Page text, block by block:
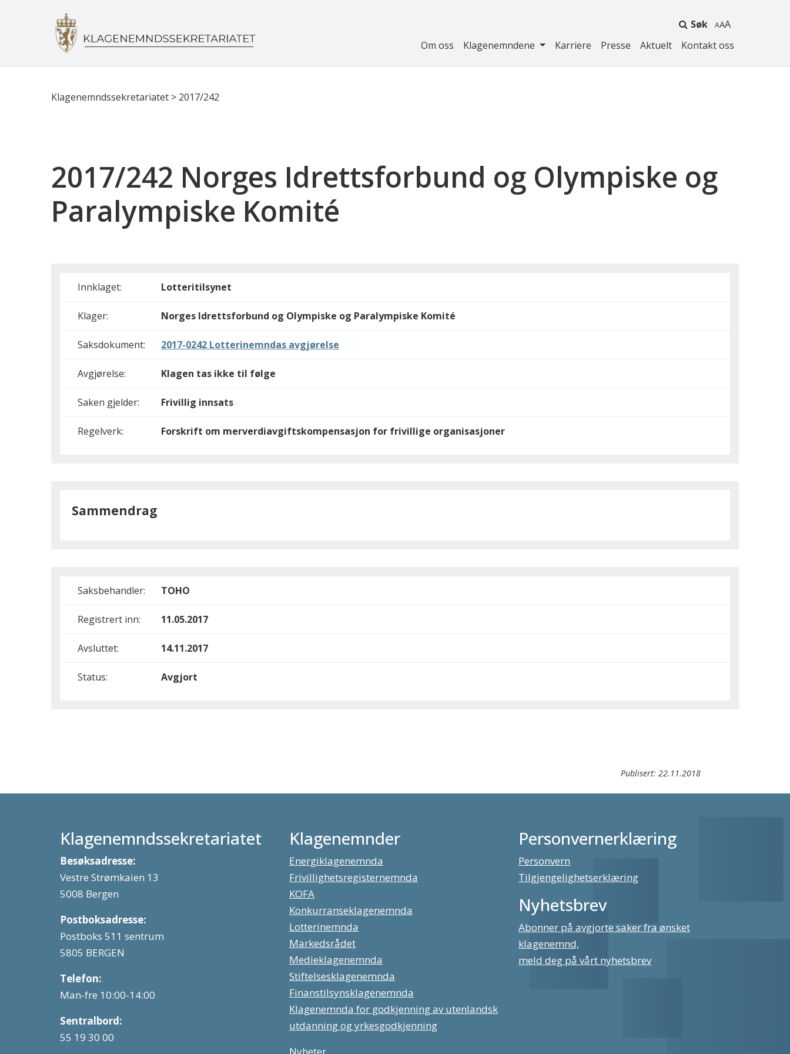
Søk A
Om oss Klagenemndene Karriere Presse Aktuelt Kontakt oss
Klagenemndssekretariatet > 2017/242
2017/242 Norges Idrettsforbund og Olympiske og
Paralympiske Komité
Innklaget: Lotteritilsynet
Klager: Norges Idrettsforbund og Olympiske og Paralympiske Komité
Saksdokument: 2017-0242 Lotterinemndas avgjørelse
Avgjørelse: Klagen tas ikke til følge
Saken gjelder: Frivillig innsats
Regelverk: Forskrift om merverdiavgiftskompensasjon for frivillige organisasjoner
Sammendrag
Saksbehandler: TOHO
Registrert inn: 11.05.2017
Avsluttet: 14.11.2017
Status: Avgjort
Publisert: 22.11.2018
Klagenemndssekretariatet
Besøksadresse:
Vestre Strømkaien 13
5008 Bergen
Postboksadresse:
Postboks 511 sentrum
5805 BERGEN
Telefon:
Man-fre 10:00-14:00
Sentralbord:
55 19 30 00
Klagenemnder
Energiklagenemnda
Frivillighetsregisternemnda
KOFA
Konkurranseklagenemnda
Lotterinemnda
Markedsrådet
Medieklagenemnda
Stiftelsesklagenemnda
Finanstilsynsklagenemnda
Klagenemnda for godkjenning av utenlandsk
utdanning og yrkesgodkjenning
Personvernerklæring
Personvern
Tilgjengelighetserklæring
Nyhetsbrev
Abonner på avgjorte saker fra ønsket
klagenemnd,
meld deg på vårt nyhetsbrev